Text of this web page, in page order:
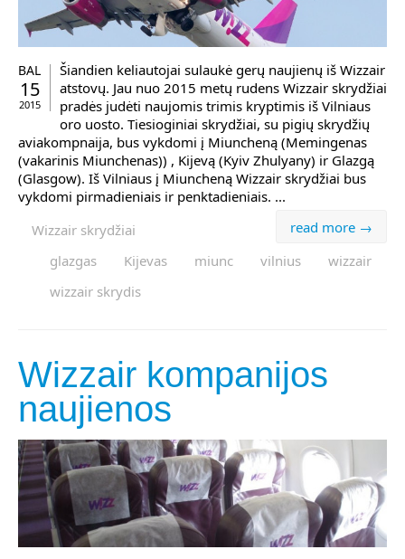
BAL
15
2015
Šiandien keliautojai sulaukė gerų naujienų iš Wizzair
atstovų. Jau nuo 2015 metų rudens Wizzair skrydžiai
pradės judėti naujomis trimis kryptimis iš Vilniaus
oro uosto. Tiesioginiai skrydžiai, su pigių skrydžių
aviakompnaija, bus vykdomi į Miuncheną (Memingenas
(vakarinis Miunchenas)) , Kijevą (Kyiv Zhulyany) ir Glazgą
(Glasgow). Iš Vilniaus į Miuncheną Wizzair skrydžiai bus
vykdomi pirmadieniais ir penktadieniais. ...
read more →
Wizzair skrydžiai
glazgas
Kijevas miunc vilnius
wizzair
wizzair skrydis
Wizzair kompanijos
naujienos